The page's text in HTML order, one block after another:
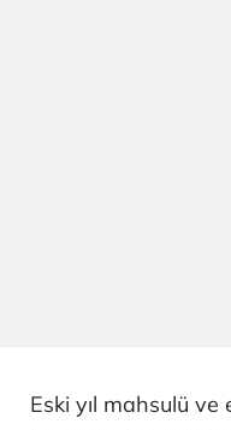
Eski yıl mahsulü